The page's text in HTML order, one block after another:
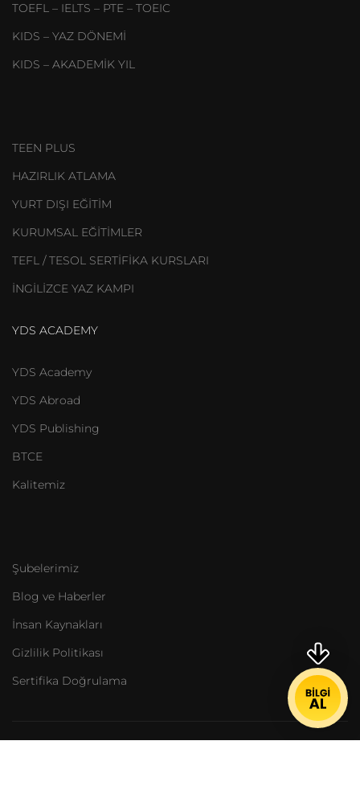
TOEFL – IELTS – PTE – TOEIC
KIDS – YAZ DÖNEMİ
KIDS – AKADEMİK YIL
TEEN PLUS
HAZIRLIK ATLAMA
YURT DIŞI EĞİTİM
KURUMSAL EĞİTİMLER
TEFL / TESOL SERTİFİKA KURSLARI
İNGİLİZCE YAZ KAMPI
YDS ACADEMY
YDS Academy
YDS Abroad
YDS Publishing
BTCE
Kalitemiz
Şubelerimiz
Blog ve Haberler
İnsan Kaynakları
Gizlilik Politikası
Sertifika Doğrulama